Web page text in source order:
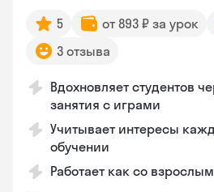
5 от 893 ₽ за урок
3 отзыва
Вдохновляет студентов
занятия с играми
Учитывает интересы
обучении
Работает как со